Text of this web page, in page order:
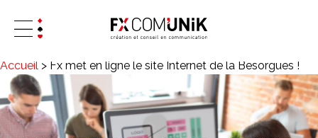
Accueil > Fx met en ligne le site Internet de la Besorgues !